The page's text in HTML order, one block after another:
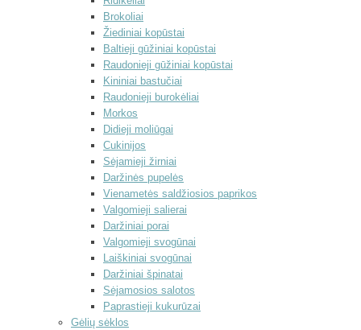
Brokoliai
Žiediniai kopūstai
Baltieji gūžiniai kopūstai
Raudonieji gūžiniai kopūstai
Kininiai bastučiai
Raudonieji burokėliai
Morkos
Didieji moliūgai
Cukinijos
Sėjamieji žirniai
Daržinės pupelės
Vienametės saldžiosios paprikos
Valgomieji salierai
Daržiniai porai
Valgomieji svogūnai
Laiškiniai svogūnai
Daržiniai špinatai
Sėjamosios salotos
Paprastieji kukurūzai
Gėlių sėklos